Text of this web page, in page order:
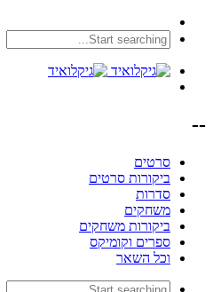
--
סרטים
ביקורות סרטים
סדרות
משחקים
ביקורות משחקים
ספרים וקומיקס
וכל השאר